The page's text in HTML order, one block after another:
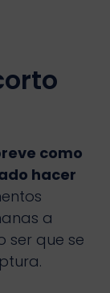
como
hacer
a
ser que se